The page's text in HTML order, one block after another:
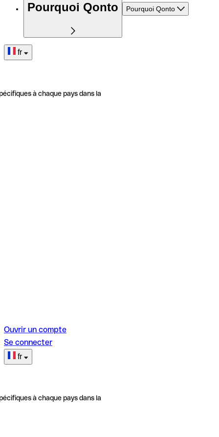
Pourquoi Qonto Pourquoi Qonto
fr
à chaque pays dans la
Ouvrir un compte
Se connecter
fr
à chaque pays dans la